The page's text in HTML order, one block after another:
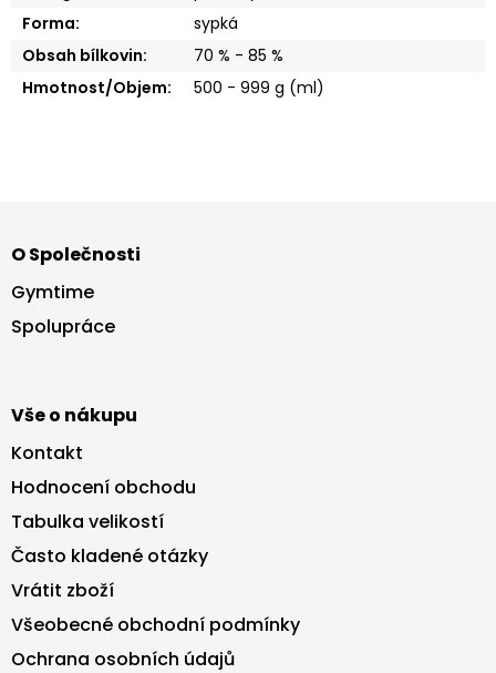
Forma:
sypká
Obsah bílkovin:
70 % - 85 %
Hmotnost/Objem: 500 - 999 g (ml)
p
a
O Společnosti
Gymtime
Spolupráce
Vše o nákupu
Kontakt
Hodnocení obchodu
Tabulka velikostí
Často kladené otázky
Vrátit zboží
Všeobecné obchodní podmínky
Ochrana osobních údajů